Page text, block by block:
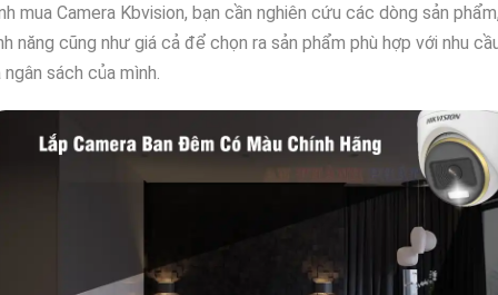
mua Camera Kbvision, bạn cần nghiên cứu các dòng sản
năng cũng như giá cả để chọn ra sản phẩm phù hợp với nhu
ngân sách của mình.